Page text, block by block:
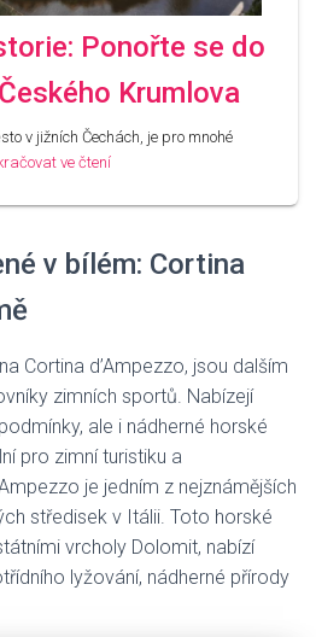
Ponořte se do
Krumlova
v jižních Čechách, je pro mnohé
ve čtení
v bílém: Cortina
Cortina d’Ampezzo, jsou dalším
zimních sportů. Nabízejí
ale i nádherné horské
pro zimní turistiku a
je jedním z nejznámějších
středisek v Itálii. Toto horské
vrcholy Dolomit, nabízí
lyžování, nádherné přírody